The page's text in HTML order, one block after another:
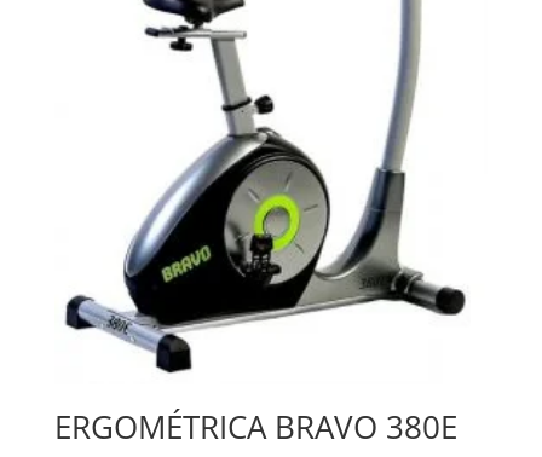
ERGOMÉTRICA BRAVO 380E